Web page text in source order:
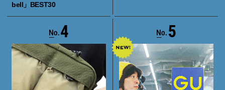
bell」BEST30
4 5